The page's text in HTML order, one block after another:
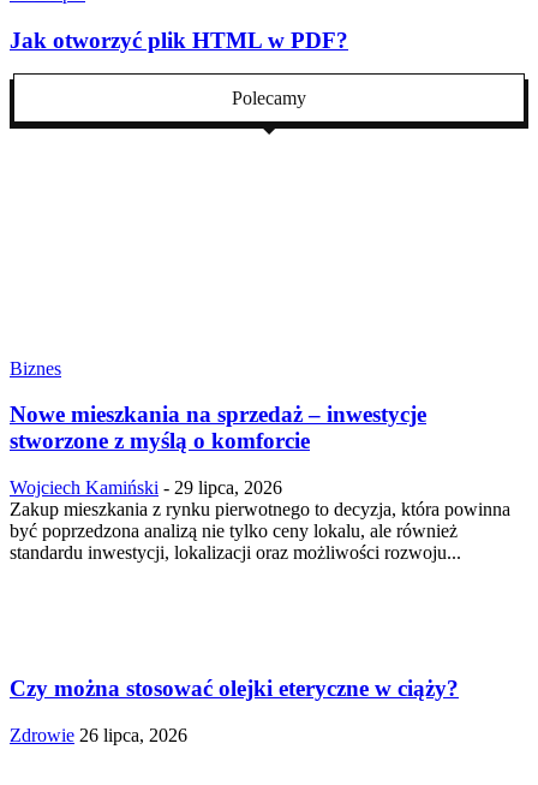
Jak otworzyć plik HTML w PDF?
Polecamy
Biznes
Nowe mieszkania na sprzedaż – inwestycje
stworzone z myślą o komforcie
Wojciech Kamiński - 29 lipca, 2026
Zakup mieszkania z rynku pierwotnego to decyzja, która powinna
być poprzedzona analizą nie tylko ceny lokalu, ale również
standardu inwestycji, lokalizacji oraz możliwości rozwoju...
Czy można stosować olejki eteryczne w ciąży?
Zdrowie 26 lipca, 2026